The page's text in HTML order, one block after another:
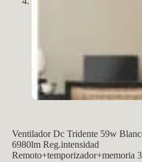
Ventilador Dc Tridente 59w
6980lm Reg.intensidad
Remoto+temporizador+memoria